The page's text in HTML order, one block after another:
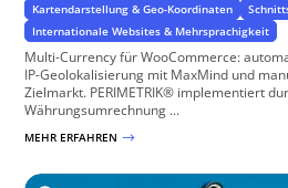
Kartendarstellung & Geo-Koordinaten
Internationale Websites & Mehrsprachigkeit
Multi-Currency für WooCommerce:
IP-Geolokalisierung mit MaxMind und
Zielmarkt. PERIMETRIK® implementiert
Währungsumrechnung ...
MEHR ERFAHREN $